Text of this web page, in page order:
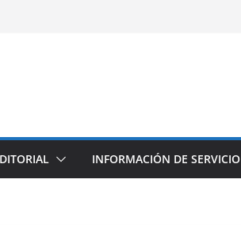
INFORMACIÓN DE SERVICIO